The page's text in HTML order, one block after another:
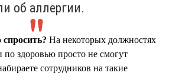
об аллергии.
На некоторых должностях
здоровью просто не смогут
сотрудников на такие